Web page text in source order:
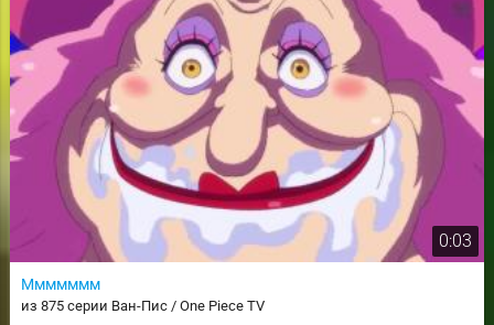
0:03
Ммммммм
из 875 серии Ван-Пис / One Piece TV